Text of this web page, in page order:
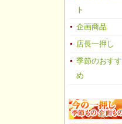
ト
企画商品
店長一押し
季節のおすす
め